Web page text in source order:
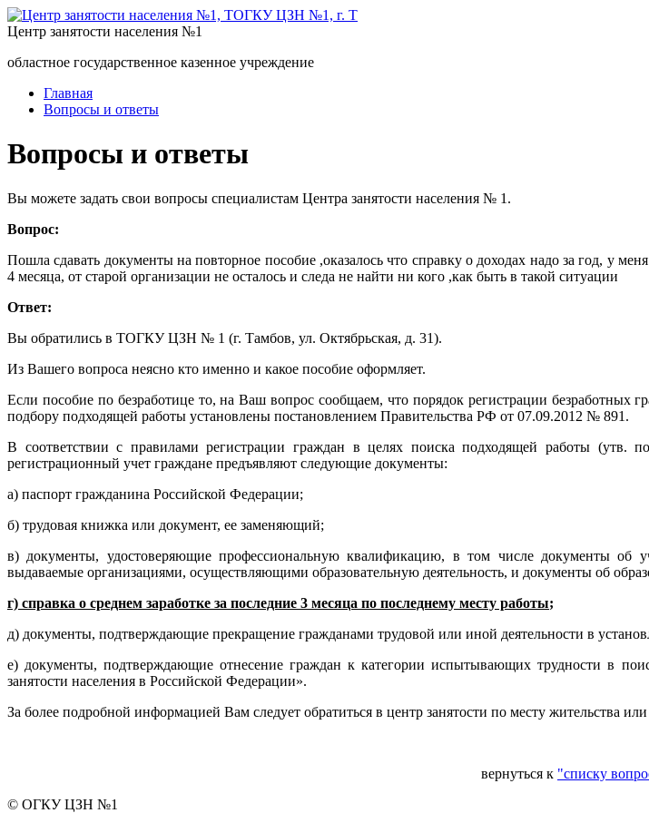
Центр занятости населения №1
областное государственное казенное учреждение
Главная
Вопросы и ответы
Вопросы и ответы
Вы можете задать свои вопросы специалистам Центра занятости населения № 1.
Вопрос:
Пошла сдавать документы на повторное пособие ,оказалось что справку о доходах надо за год, у
4 месяца, от старой организации не осталось и следа не найти ни кого ,как быть в такой ситуации
Ответ:
Вы обратились в ТОГКУ ЦЗН № 1 (г. Тамбов, ул. Октябрьская, д. 31).
Из Вашего вопроса неясно кто именно и какое пособие оформляет.
Если пособие по безработице то, на Ваш вопрос сообщаем, что порядок регистрации безработных
подбору подходящей работы установлены постановлением Правительства РФ от 07.09.2012 № 891.
В соответствии с правилами регистрации граждан в целях поиска подходящей работы
регистрационный учет граждане предъявляют следующие документы:
а) паспорт гражданина Российской Федерации;
б) трудовая книжка или документ, ее заменяющий;
в) документы, удостоверяющие профессиональную квалификацию, в том числе документы об
выдаваемые организациями, осуществляющими образовательную деятельность, и документы об
г) справка о среднем заработке за последние 3 месяца по последнему месту работы;
д) документы, подтверждающие прекращение гражданами трудовой или иной деятельности в
е) документы, подтверждающие отнесение граждан к категории испытывающих трудности в
занятости населения в Российской Федерации».
За более подробной информацией Вам следует обратиться в центр занятости по месту жительства
вернуться к "списку
© ОГКУ ЦЗН №1